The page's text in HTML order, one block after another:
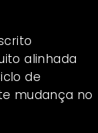
alinhada
de
mudança no